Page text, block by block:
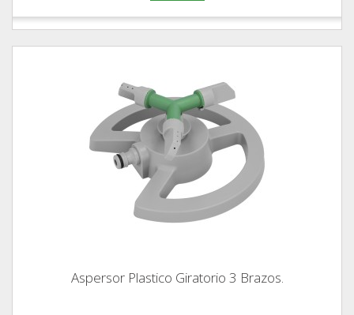
Aspersor Plastico Giratorio 3 Brazos.